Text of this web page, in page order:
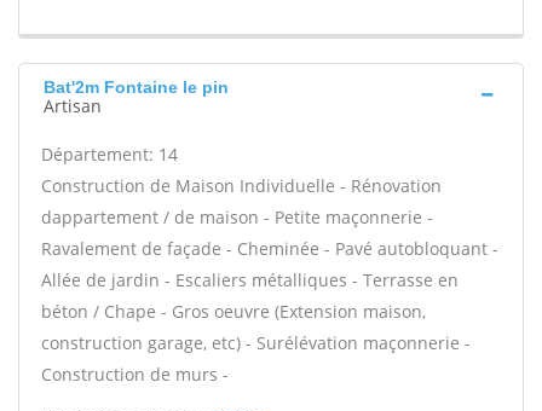
Bat'2m Fontaine le pin
Artisan
Département: 14
Construction de Maison Individuelle - Rénovation
dappartement / de maison - Petite maçonnerie -
Ravalement de façade - Cheminée - Pavé autobloquant -
Allée de jardin - Escaliers métalliques - Terrasse en
béton / Chape - Gros oeuvre (Extension maison,
construction garage, etc) - Surélévation maçonnerie -
Construction de murs -